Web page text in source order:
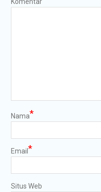
Komentar
Nama*
Email *
Situs Web